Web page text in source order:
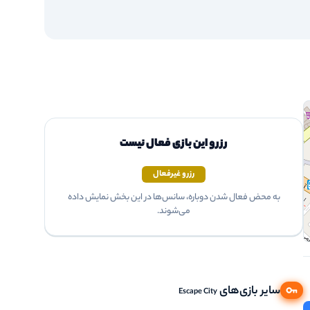
رزرو این بازی فعال نیست
رزرو غیرفعال
به محض فعال شدن دوباره، سانس‌ها در این بخش نمایش داده
می‌شوند.
سایر بازی‌هایEscape City